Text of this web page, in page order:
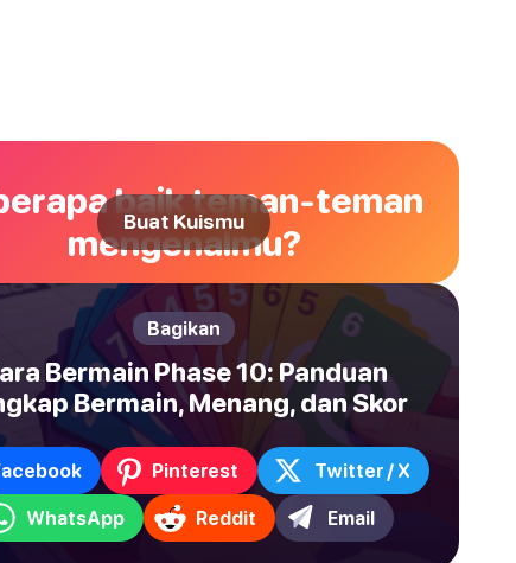
baik teman-teman
mengenalmu?
Buat Kuismu
Bagikan
Bermain Phase 10: Panduan
Bermain, Menang, dan Skor
Pinterest Twitter / X
WhatsApp Reddit Email